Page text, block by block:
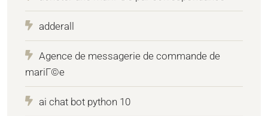
adderall
Agence de messagerie de commande de
mariГ©e
ai chat bot python 10